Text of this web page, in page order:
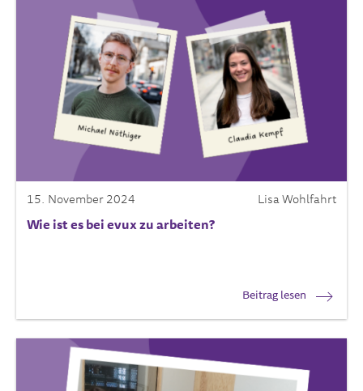
15. November 2024 Lisa Wohlfahrt
Wie ist es bei evux zu arbeiten?
Beitrag lesen